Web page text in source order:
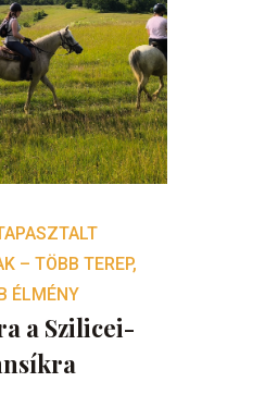
– TÖBB TEREP,
ÉLMÉNY
a Szilicei-